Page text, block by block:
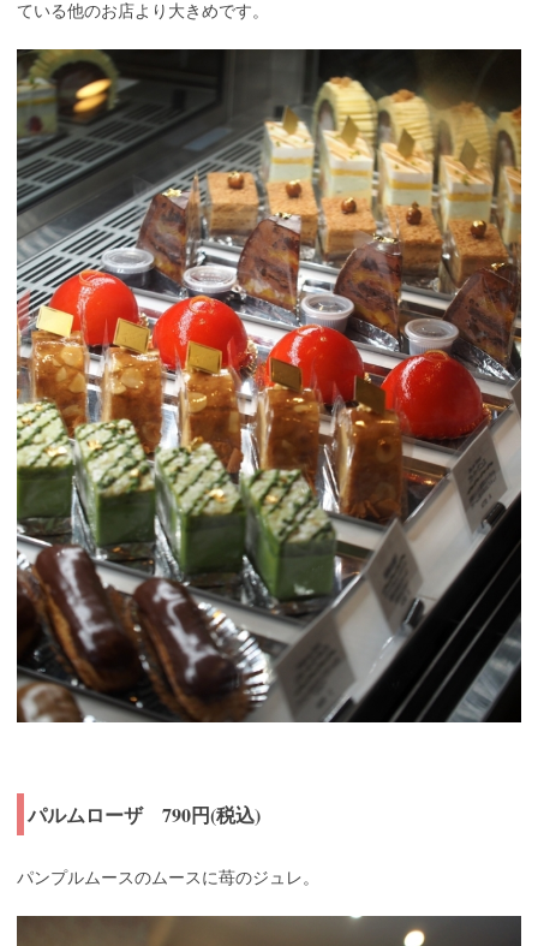
ている他のお店より大きめです。
パルムローザ 790円(税込)
パンプルムースのムースに苺のジュレ。